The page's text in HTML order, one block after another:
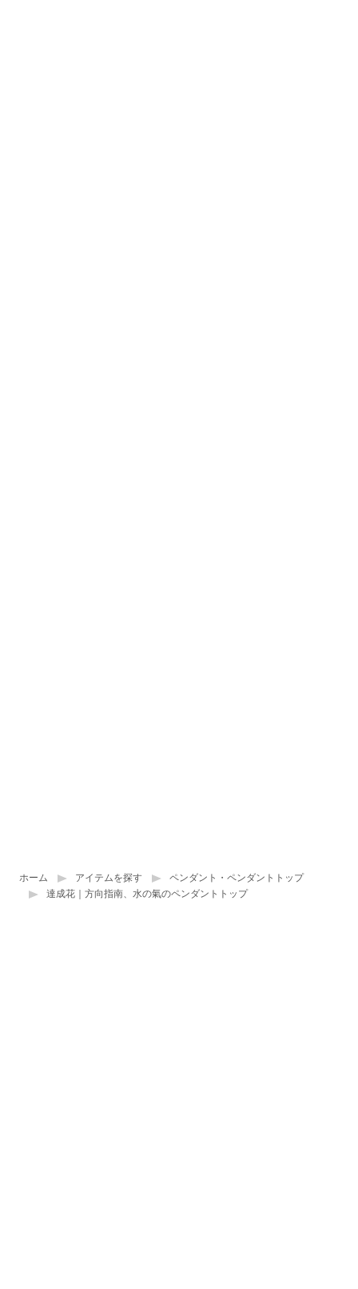
ホーム アイテムを探す
ペンダント・ペンダントトップ
達成花｜方向指南、水の氣のペンダントトップ